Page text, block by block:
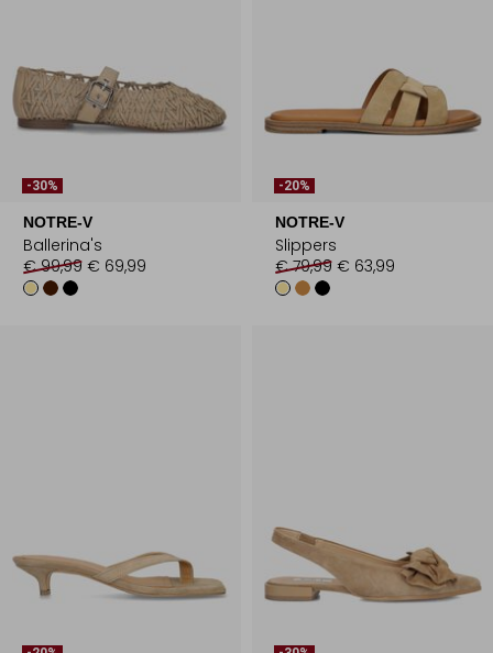
-30%
NOTRE-V
Ballerina's
€ 99,99 € 69,99
-20%
NOTRE-V
Slippers
€ 79,99 € 63,99